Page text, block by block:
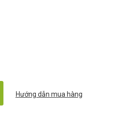
Hướng dẫn mua hàng